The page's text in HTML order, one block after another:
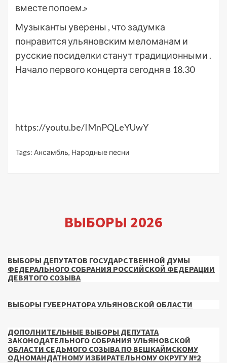
вместе попоем.»
Музыканты уверены , что задумка
понравится ульяновским меломанам и
русские посиделки станут традиционными .
Начало первого концерта сегодня в 18.30
https://youtu.be/IMnPQLeYUwY
Tags: Ансамбль, Народные песни
ВЫБОРЫ 2026
ВЫБОРЫ ДЕПУТАТОВ ГОСУДАРСТВЕННОЙ ДУМЫ
ФЕДЕРАЛЬНОГО СОБРАНИЯ РОССИЙСКОЙ ФЕДЕРАЦИИ
ДЕВЯТОГО СОЗЫВА
ВЫБОРЫ ГУБЕРНАТОРА УЛЬЯНОВСКОЙ ОБЛАСТИ
ДОПОЛНИТЕЛЬНЫЕ ВЫБОРЫ ДЕПУТАТА
ЗАКОНОДАТЕЛЬНОГО СОБРАНИЯ УЛЬЯНОВСКОЙ
ОБЛАСТИ СЕДЬМОГО СОЗЫВА ПО ВЕШКАЙМСКОМУ
ОДНОМАНДАТНОМУ ИЗБИРАТЕЛЬНОМУ ОКРУГУ №2